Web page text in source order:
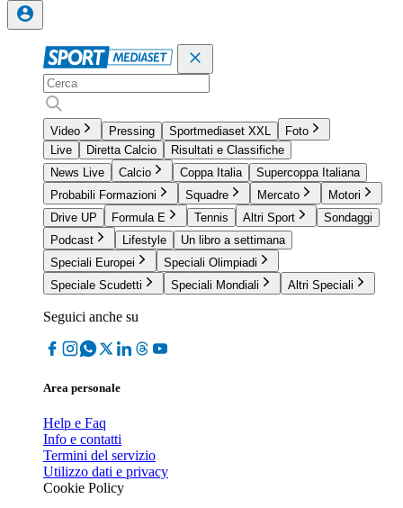
Video Pressing Sportmediaset XXL
Foto
Live
Diretta Calcio
Risultati e Classifiche
News Live
Calcio Coppa Italia
Supercoppa Italiana
Probabili Formazioni
Squadre Mercato
Motori
Drive UP
Formula E Tennis Altri Sport
Sondaggi
Podcast
Lifestyle
Un libro a settimana
Speciali Europei
Speciali Olimpiadi
Speciale Scudetti
Speciali Mondiali Altri Speciali
Seguici anche su
Area personale
Help e Faq
Info e contatti
Termini del servizio
Utilizzo dati e privacy
Cookie Policy